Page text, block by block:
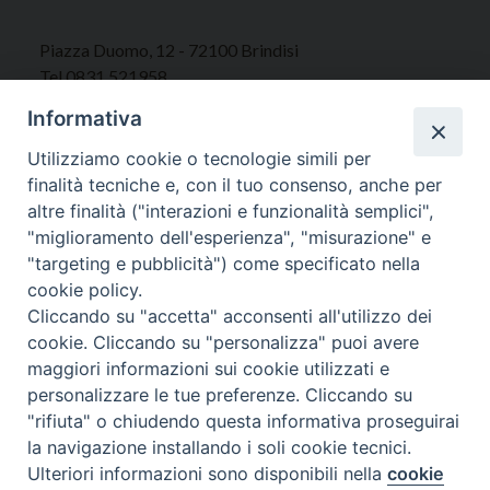
Piazza Duomo, 12 - 72100 Brindisi
Tel 0831.521958
Orari Curia
Mar. / Mer. / Giov. ore 9 - 13
nei mesi estivi solo Martedì ore 9 - 13
WebMail
Copyright © Arcidiocesi di Brindisi – Ostuni
Preferenze Cookie
Informativa
Utilizziamo cookie o tecnologie simili per
finalità tecniche e, con il tuo consenso, anche per
altre finalità ("interazioni e funzionalità semplici",
"miglioramento dell'esperienza", "misurazione" e
"targeting e pubblicità") come specificato nella
cookie policy.
Cliccando su "accetta" acconsenti all'utilizzo dei
cookie. Cliccando su "personalizza" puoi avere
maggiori informazioni sui cookie utilizzati e
personalizzare le tue preferenze. Cliccando su
"rifiuta" o chiudendo questa informativa proseguirai
la navigazione installando i soli cookie tecnici.
Ulteriori informazioni sono disponibili nellacookie